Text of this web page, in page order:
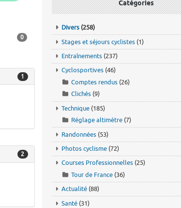
0
1
2
Catégories
Divers (258)
Stages et séjours cyclistes (1)
Entraînements (237)
Cyclosportives (46)
Comptes rendus (26)
Clichés (9)
Technique (185)
Réglage altimètre (7)
Randonnées (53)
Photos cyclisme (72)
Courses Professionnelles (25)
Tour de France (36)
Actualité (88)
Santé (31)